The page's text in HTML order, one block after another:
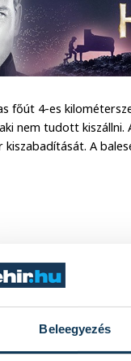
Beleegyezés
főút 4-es
nem tudott kiszállni.
A